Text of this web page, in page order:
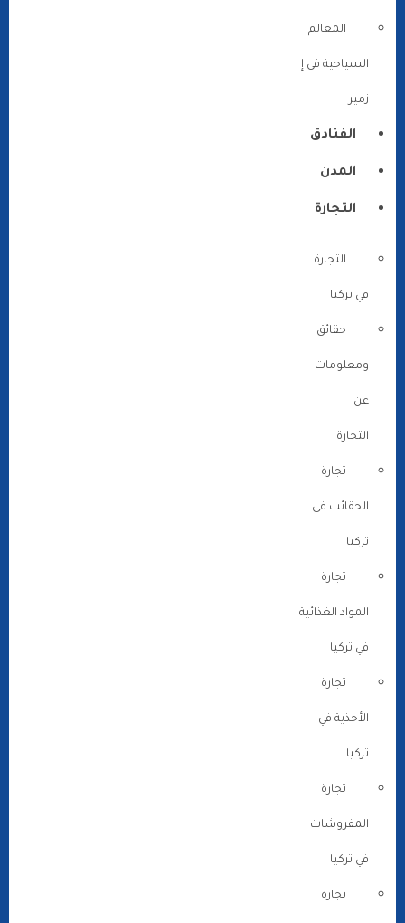
المعالم
السياحية في إ
زمير
الفنادق
المدن
التجارة
التجارة
في تركيا
حقائق
ومعلومات
عن
التجارة
تجارة
الحقائب فى
تركيا
تجارة
المواد الغذائية
في تركيا
تجارة
الأحذية في
تركيا
تجارة
المفروشات
في تركيا
تجارة